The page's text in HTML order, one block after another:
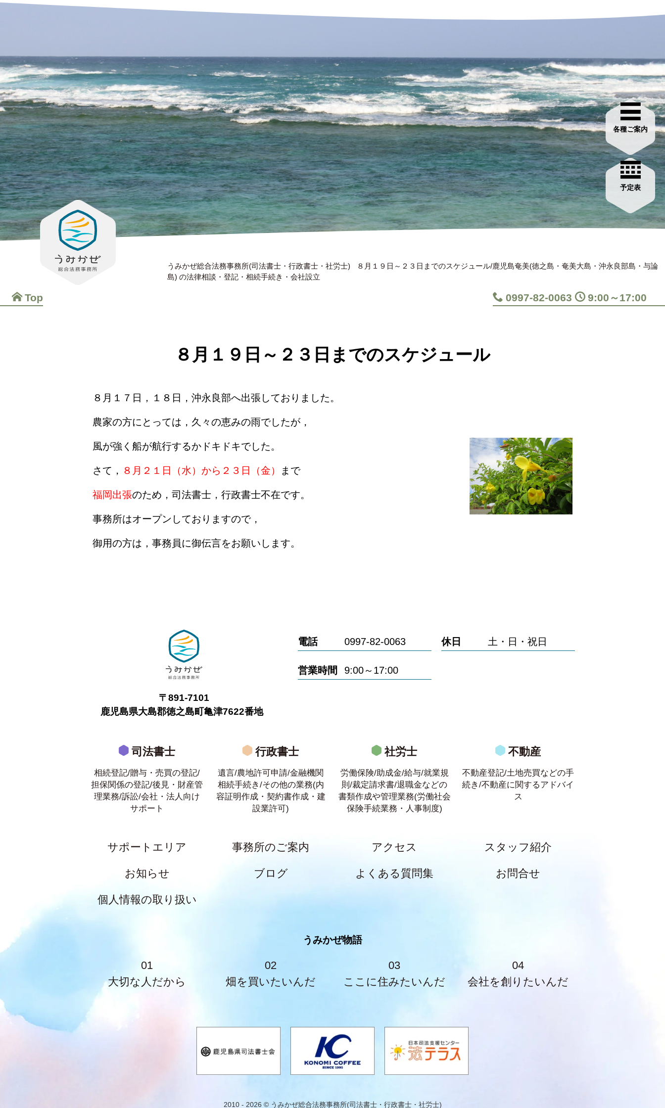
Top 0997-82-0063 9:00～17:00
各種ご案内
予定表
うみかぜ総合法務事務所(司法書士・行政書士・社労士)
８月１９日～２３日までのスケジュール/鹿児島奄美(徳之島・奄美大島・沖永良部島・与論
島) の法律相談・登記・相続手続き・会社設立
８月１９日～２３日までのスケジュール
８月１７日，１８日，沖永良部へ出張しておりました。
農家の方にとっては，久々の恵みの雨でしたが，
風が強く船が航行するかドキドキでした。
さて， ８月２１日（水）から２３日（金） まで
福岡出張のため，司法書士，行政書士不在です。
事務所はオープンしておりますので，
御用の方は，事務員に御伝言をお願いします。
〒891-7101
鹿児島県大島郡徳之島町亀津7622番地
電話 0997-82-0063 休日 土・日・祝日
営業時間 9:00～17:00
司法書士
相続登記/贈与・売買の登記/
担保関係の登記/後見・財産管
理業務/訴訟/会社・法人向け
サポート
行政書士
遺言/農地許可申請/金融機関
相続手続き/その他の業務(内
容証明作成・契約書作成・建
設業許可)
社労士
労働保険/助成金/給与/就業規
則/裁定請求書/退職金などの
書類作成や管理業務(労働社会
保険手続業務・人事制度)
不動産
不動産登記/土地売買などの手
続き/不動産に関するアドバイ
ス
サポートエリア 事務所のご案内 アクセス スタッフ紹介
お知らせ ブログ よくある質問集 お問合せ
個人情報の取り扱い
うみかぜ物語
01
大切な人だから
02
畑を買いたいんだ
03
ここに住みたいんだ
04
会社を創りたいんだ
2010 - 2026 © うみかぜ総合法務事務所(司法書士・行政書士・社労士)